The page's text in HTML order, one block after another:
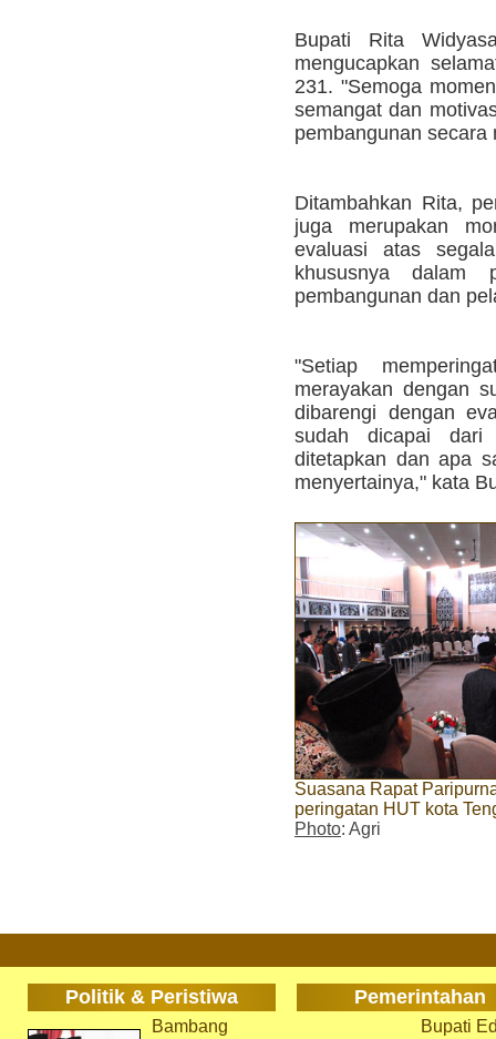
Bupati Rita
mengucapkan
231. "Semoga
semangat dan
pembangunan secara
Ditambahkan Rita,
juga merupakan
evaluasi atas
khususnya dalam
pembangunan dan
"Setiap
merayakan dengan
dibarengi dengan
sudah dicapai dari
ditetapkan dan apa
menyertainya," kata
Suasana Rapat
peringatan HUT kota
Photo: Agri
Politik & Peristiwa Pemerintahan
Bambang
Bupati